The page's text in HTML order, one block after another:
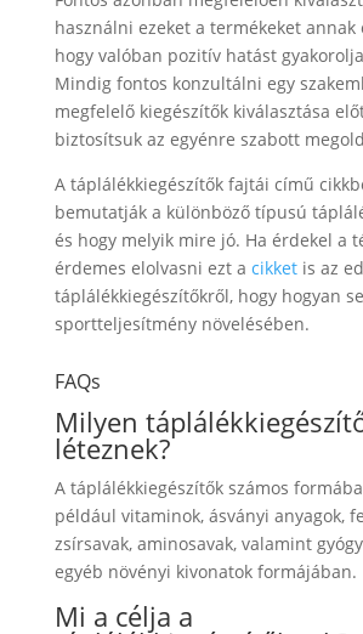
használni ezeket a termékeket annak
hogy valóban pozitív hatást
Mindig fontos konzultálni egy
megfelelő kiegészítők kiválasztása
biztosítsuk az egyénre szabott
A táplálékkiegészítők fajtái című
bemutatják a különböző típusú
és hogy melyik mire jó. Ha érdekel a
érdemes elolvasni ezt a cikketis az
táplálékkiegészítőkről, hogy hogyan
sportteljesítmény növelésében.
FAQs
Milyen
léteznek?
A táplálékkiegészítők számos
például vitaminok, ásványi anyagok,
zsírsavak, aminosavak, valamint
egyéb növényi kivonatok formájában.
Mi a célja a